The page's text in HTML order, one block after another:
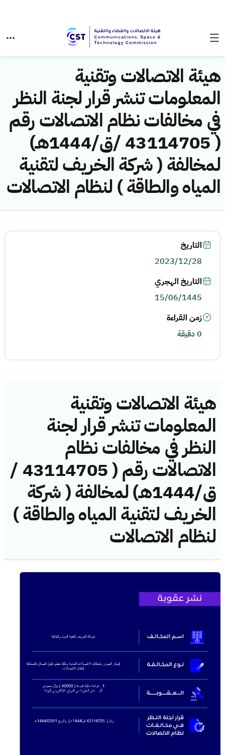
هيئة الاتصالات وتقنية
المعلومات تنشر قرار لجنة النظر
في مخالفات نظام الاتصالات رقم
( 43114705 /ق/1444هـ)
لمخالفة ( شركة الخريف لتقنية
المياه والطاقة ) لنظام الاتصالات
هيئة الاتصالات وتقنية
المعلومات تنشر قرار لجنة
النظر في مخالفات نظام
الاتصالات رقم ( 43114705 /
ق/1444هـ) لمخالفة ( شركة
الخريف لتقنية المياه والطاقة )
لنظام الاتصالات
التاريخ
2023/12/28
التاريخ الهجري
15/06/1445
زمن القراءة
0 دقيقة